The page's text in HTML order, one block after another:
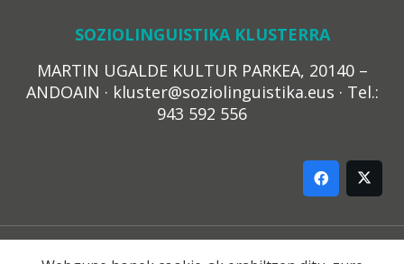
SOZIOLINGUISTIKA KLUSTERRA
MARTIN UGALDE KULTUR PARKEA, 20140 –
ANDOAIN · kluster@soziolinguistika.eus · Tel.:
943 592 556